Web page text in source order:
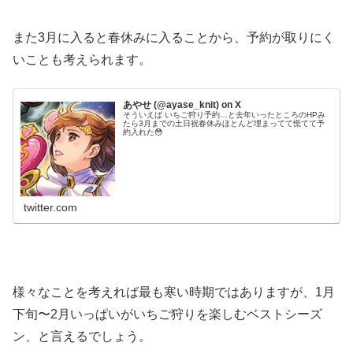
また3月に入ると春休みに入ることから、予約が取りにく
いことも考えられます。
あやせ (@ayase_knit) on X
そういえば いちご狩り予約…と去年いったところのHPみ
たら3月までの土日祝春休みほとんど埋まってて慌てて予
約入れた😳
twitter.com
様々なことを考えれば最も寒い時期ではありますが、1月
下旬〜2月いっぱいがいちご狩りを楽しむベストシーズ
ン、と言えるでしょう。